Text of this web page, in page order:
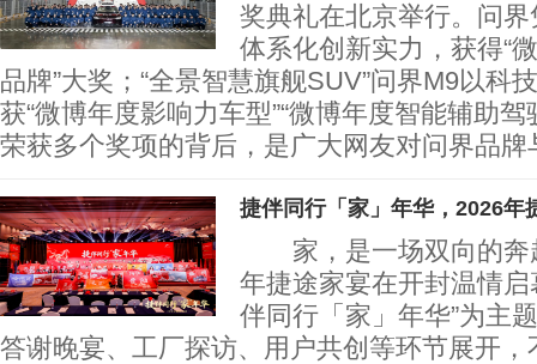
奖典礼在北京举行。问界
体系化创新实力，获得“
品牌”大奖；“全景智慧旗舰SUV”问界M9以科
获“微博年度影响力车型”“微博年度智能辅助
荣获多个奖项的背后，是广大网友对问界品牌
捷伴同行「家」年华，2026年
家，是一场双向的奔
年捷途家宴在开封温情启
伴同行「家」年华”为主
答谢晚宴、工厂探访、用户共创等环节展开